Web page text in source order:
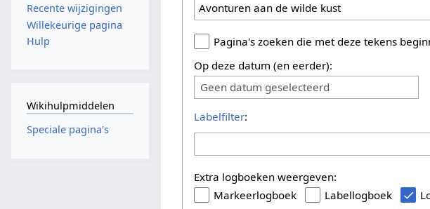
Pagina's zoeken die met deze tekens
Op deze datum (en eerder):
Geen datum geselecteerd
Labelfilter:
Extra logboeken weergeven:
Markeerlogboek
Labellogboek
Recente wijzigingen
Willekeurige pagina
Hulp
Wikihulpmiddelen
Speciale pagina's